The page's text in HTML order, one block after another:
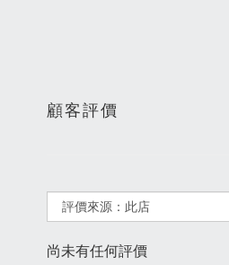
顧客評價
尚未有任何評價